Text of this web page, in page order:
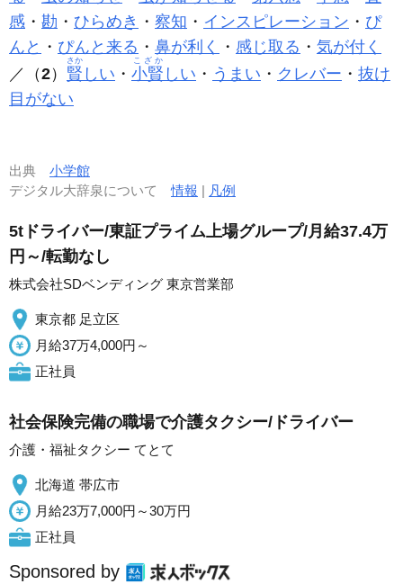
感 ・ 勘 ・ ひらめき ・ 察知 ・ インスピレーション ・ ぴ
んと ・ ぴんと来る ・ 鼻が利く ・ 感じ取る ・ 気が付く
／（2） 賢
さか
しい ・ 小賢
こざか
しい ・ うまい ・ クレバー ・ 抜け
目がない
出典 小学館
デジタル大辞泉について情報 | 凡例
5tドライバー/東証プライム上場グループ/月給37.4万
円～/転勤なし
株式会社SDベンディング 東京営業部
東京都 足立区
月給37万4,000円～
正社員
社会保険完備の職場で介護タクシー/ドライバー
介護・福祉タクシー てとて
北海道 帯広市
月給23万7,000円～30万円
正社員
Sponsored by